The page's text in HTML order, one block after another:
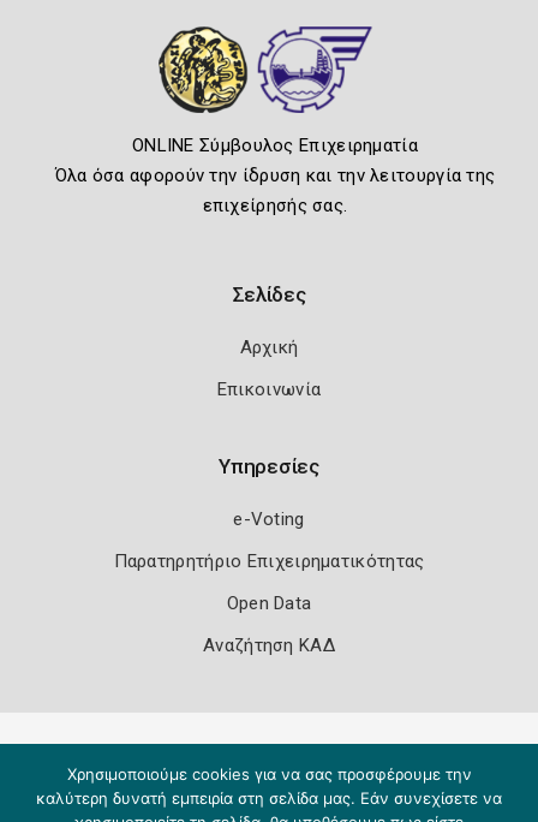
ONLINE Σύμβουλος Επιχειρηματία
Όλα όσα αφορούν την ίδρυση και την λειτουργία της
επιχείρησής σας.
Σελίδες
Αρχική
Επικοινωνία
Υπηρεσίες
e-Voting
Παρατηρητήριο Επιχειρηματικότητας
Open Data
Αναζήτηση ΚΑΔ
Χρησιμοποιούμε cookies για να σας προσφέρουμε την
καλύτερη δυνατή εμπειρία στη σελίδα μας. Εάν συνεχίσετε να
Copyright 2026 Knowledge A.E.